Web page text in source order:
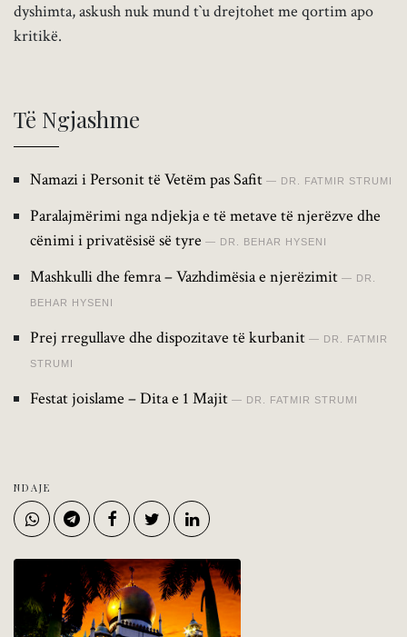
dyshimta, askush nuk mund t`u drejtohet me qortim apo
kritikë.
Të Ngjashme
Namazi i Personit të Vetëm pas Safit DR. FATMIR STRUMI
Paralajmërimi nga ndjekja e të metave të njerëzve dhe
cënimi i privatësisë së tyre
DR. BEHAR HYSENI
Mashkulli dhe femra – Vazhdimësia e njerëzimit DR.
BEHAR HYSENI
Prej rregullave dhe dispozitave të kurbanit DR. FATMIR
STRUMI
Festat joislame – Dita e 1 Majit DR. FATMIR STRUMI
NDAJE